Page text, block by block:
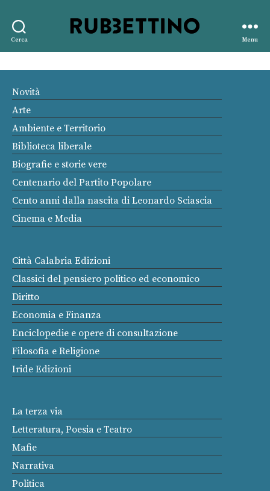
Cerca
editore
Menu
Novità
Arte
Ambiente e Territorio
Biblioteca liberale
Biografie e storie vere
Centenario del Partito Popolare
Cento anni dalla nascita di Leonardo Sciascia
Cinema e Media
Città Calabria Edizioni
Classici del pensiero politico ed economico
Diritto
Economia e Finanza
Enciclopedie e opere di consultazione
Filosofia e Religione
Iride Edizioni
La terza via
Letteratura, Poesia e Teatro
Mafie
Narrativa
Politica